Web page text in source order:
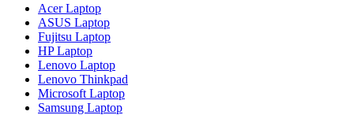
Acer Laptop
ASUS Laptop
Fujitsu Laptop
HP Laptop
Lenovo Laptop
Lenovo Thinkpad
Microsoft Laptop
Samsung Laptop